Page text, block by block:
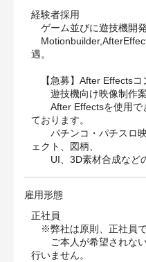
経験者採用
ゲーム並びに遊技機開
遇。
【急募】After Effectsコ
遊技機向け映像制作案
After Effectsを使用で
ております。
パチンコ・パチスロ映
ェクト、図柄、
UI、3D素材合成などの
雇用形態
正社員
※弊社は原則、正社員で
ご本人が希望されない
行いません。